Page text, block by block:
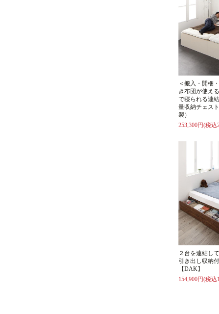
＜搬入・開梱
き布団が使え
で寝られる連
量収納チェス
製）
253,300円(税込
２台を連結し
引き出し収納
【DAK】
154,900円(税込